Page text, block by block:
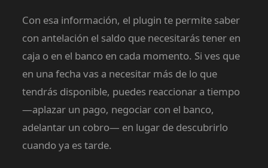
Con esa información, el plugin te permite saber
con antelación el saldo que necesitarás tener en
caja o en el banco en cada momento. Si ves que
en una fecha vas a necesitar más de lo que
tendrás disponible, puedes reaccionar a tiempo
—aplazar un pago, negociar con el banco,
adelantar un cobro— en lugar de descubrirlo
cuando ya es tarde.